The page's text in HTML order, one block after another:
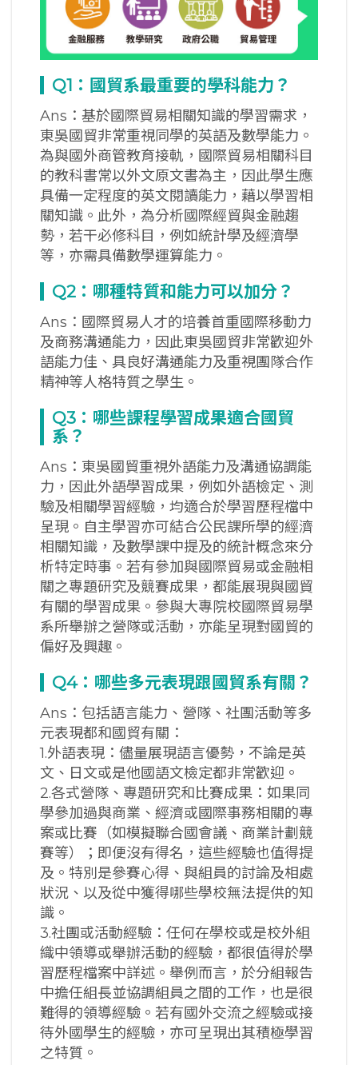
Q1 ：國貿系最重要的學科能力？
Ans：基於國際貿易相關知識的學習需求，
東吳國貿非常重視同學的英語及數學能力。
為與國外商管教育接軌，國際貿易相關科目
的教科書常以外文原文書為主，因此學生應
具備一定程度的英文閱讀能力，藉以學習相
關知識。此外，為分析國際經貿與金融趨
勢，若干必修科目，例如統計學及經濟學
等，亦需具備數學運算能力。
Q2 ：哪種特質和能力可以加分？
Ans：國際貿易人才的培養首重國際移動力
及商務溝通能力，因此東吳國貿非常歡迎外
語能力佳、具良好溝通能力及重視團隊合作
精神等人格特質之學生。
Q3 ：哪些課程學習成果適合國貿
系？
Ans：東吳國貿重視外語能力及溝通協調能
力，因此外語學習成果，例如外語檢定、測
驗及相關學習經驗，均適合於學習歷程檔中
呈現。自主學習亦可結合公民課所學的經濟
相關知識，及數學課中提及的統計概念來分
析特定時事。若有參加與國際貿易或金融相
關之專題研究及競賽成果，都能展現與國貿
有關的學習成果。參與大專院校國際貿易學
系所舉辦之營隊或活動，亦能呈現對國貿的
偏好及興趣。
Q4：哪些多元表現跟國貿系有關？
Ans：包括語言能力、營隊、社團活動等多
元表現都和國貿有關：
1.外語表現：儘量展現語言優勢，不論是英
文、日文或是他國語文檢定都非常歡迎。
2.各式營隊、專題研究和比賽成果：如果同
學參加過與商業、經濟或國際事務相關的專
案或比賽（如模擬聯合國會議、商業計劃競
賽等）；即便沒有得名，這些經驗也值得提
及。特別是參賽心得、與組員的討論及相處
狀況、以及從中獲得哪些學校無法提供的知
識。
3.社團或活動經驗：任何在學校或是校外組
織中領導或舉辦活動的經驗，都很值得於學
習歷程檔案中詳述。舉例而言，於分組報告
中擔任組長並協調組員之間的工作，也是很
難得的領導經驗。若有國外交流之經驗或接
待外國學生的經驗，亦可呈現出其積極學習
之特質。